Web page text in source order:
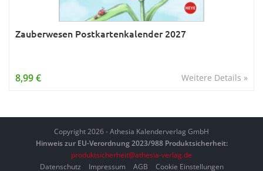
Zauberwesen Postkartenkalender 2027
Weitere Details »
8,99 €
Copyright 2026 - Athesia Kalenderverlag GmbH
Hinweis zur EU-Verordnung 2023/988 Produktsicherheit:
produktsicherheit@athesia-verlag.de
Datenschutz
Impressum AGB Cookie Einstellungen